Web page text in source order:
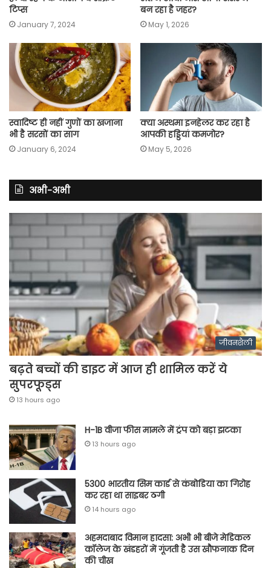
टिप्स
January 7, 2024
बन रहा है जहर?
May 1, 2026
स्वादिष्ट ही नहीं गुणों का खजाना
भी है सरसों का साग
January 6, 2024
क्या अस्थमा इनहेलर कर रहा है
आपकी हड्डियां कमजोर?
May 5, 2026
अभी-अभी
जीवनशैली
बढ़ते बच्चों की डाइट में आज ही शामिल करें ये
सुपरफूड्स
13 hours ago
H-1B वीजा फीस मामले में ट्रंप को बड़ा झटका
13 hours ago
5300 भारतीय सिम कार्ड से कंबोडिया का गिरोह
कर रहा था साइबर ठगी
14 hours ago
अहमदाबाद विमान हादसा: अभी भी बीजे मेडिकल
कॉलेज के खंडहरों में गूंजती है उस खौफनाक दिन
की चीख